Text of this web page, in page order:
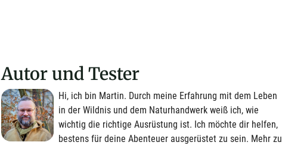
Autor und Tester
Hi, ich bin Martin. Durch meine Erfahrung mit dem Leben
in der Wildnis und dem Naturhandwerk weiß ich, wie
wichtig die richtige Ausrüstung ist. Ich möchte dir helfen,
bestens für deine Abenteuer ausgerüstet zu sein. Mehr zu